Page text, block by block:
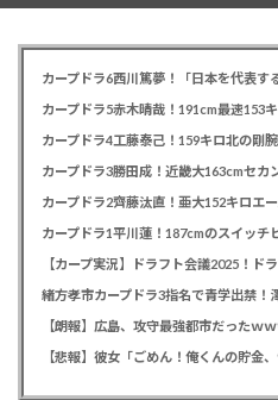
カープドラ4工藤泰己！159キロ北の剛
カープドラ2齊藤汰直！亜大152キロエ
【カープ実況】ドラフト会議2025！ド
【朗報】広島、攻守最強都市だったｗ